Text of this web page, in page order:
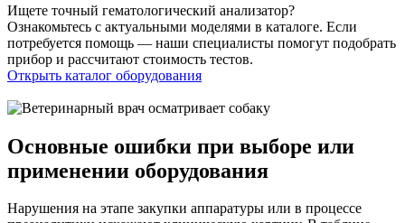
Ищете точный гематологический анализатор?
Ознакомьтесь с актуальными моделями в каталоге. Если
потребуется помощь — наши специалисты помогут подобрать
прибор и рассчитают стоимость тестов.
Открыть каталог оборудования
Основные ошибки при выборе или
применении оборудования
Нарушения на этапе закупки аппаратуры или в процессе